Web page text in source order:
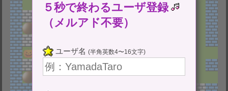
５秒で終わるユーザ登録
（メルアド不要）
ユーザ名 (半角英数4〜16文字)